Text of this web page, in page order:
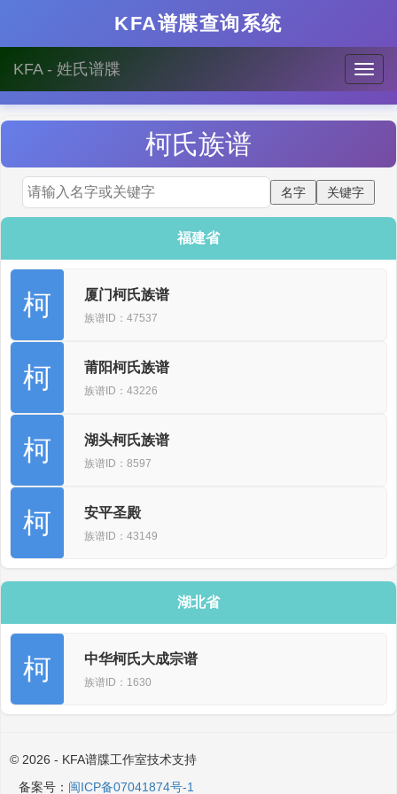
KFA谱牒查询系统
KFA - 姓氏谱牒
柯氏族谱
福建省
柯 厦门柯氏族谱
族谱ID：47537
柯 莆阳柯氏族谱
族谱ID：43226
柯 湖头柯氏族谱
族谱ID：8597
柯 安平圣殿
族谱ID：43149
湖北省
柯 中华柯氏大成宗谱
族谱ID：1630
© 2026 - KFA谱牒工作室技术支持
备案号： 闽ICP备07041874号-1